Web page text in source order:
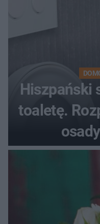
Hiszpański
toaletę.